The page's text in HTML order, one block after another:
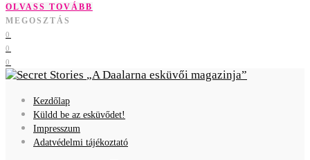
OLVASS TOVÁBB
MEGOSZTÁS
0
0
0
A Daalarna esküvői magazinja
Kezdőlap
Küldd be az esküvődet!
Impresszum
Adatvédelmi tájékoztató